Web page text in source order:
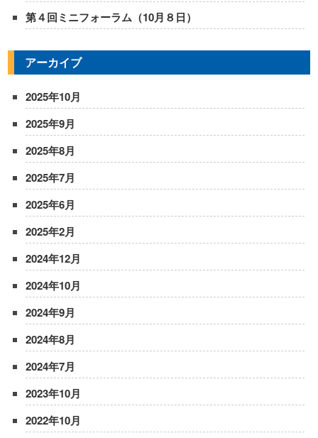
第４回ミニフォーラム（10月８日）
アーカイブ
2025年10月
2025年9月
2025年8月
2025年7月
2025年6月
2025年2月
2024年12月
2024年10月
2024年9月
2024年8月
2024年7月
2023年10月
2022年10月